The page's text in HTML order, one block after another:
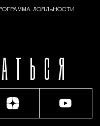
ЛОЯЛЬНОСТИ